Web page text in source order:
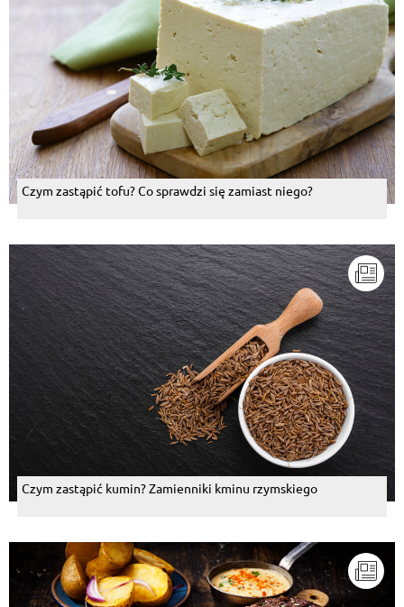
Czym zastąpić tofu? Co sprawdzi się zamiast niego?
Czym zastąpić kumin? Zamienniki kminu rzymskiego